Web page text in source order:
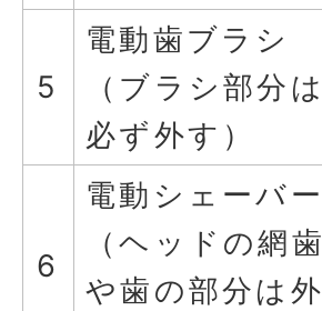
5
電動歯ブラシ
（ブラシ部分は
必ず外す）
6
電動シェーバー
（ヘッドの網歯
や歯の部分は外